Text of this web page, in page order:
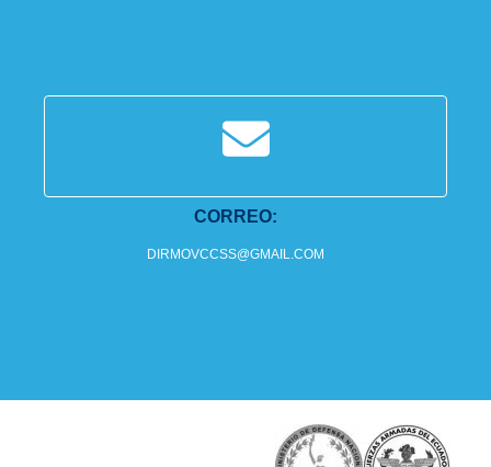
CORREO:
DIRMOVCCSS@GMAIL.COM